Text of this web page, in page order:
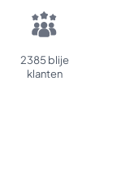
2385 blije
klanten